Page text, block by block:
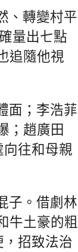
、轉變村平
量出七點
追隨他視
面；李浩菲
；趙廣田
向往和母親
子。借劇林
牛土豪的粗
，招致法治